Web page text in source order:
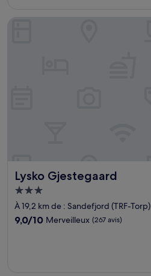
Lysko Gjestegaard
Lysko Gjestegaard
Hébergement
3.0 étoiles
À 19,2 km de : Sandefjord (TRF-Torp)
9.0
9,0/10 Merveilleux (267 avis)